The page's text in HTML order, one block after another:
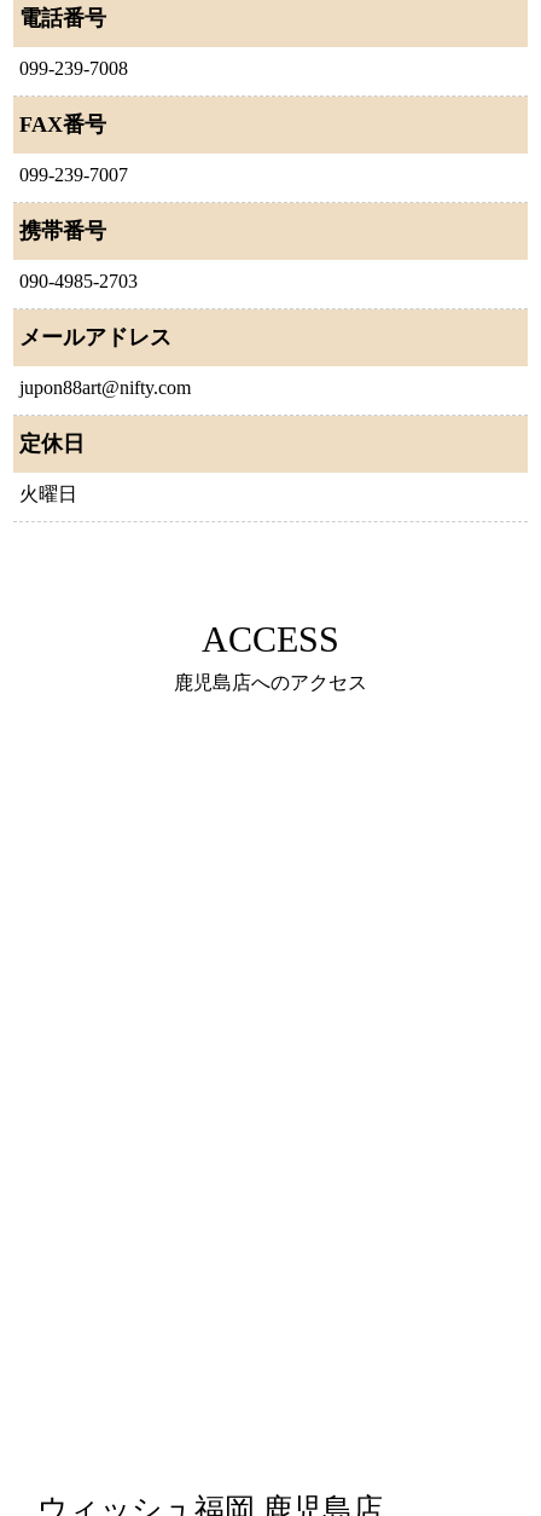
電話番号
099-239-7008
FAX番号
099-239-7007
携帯番号
090-4985-2703
メールアドレス
jupon88art@nifty.com
定休日
火曜日
ACCESS
鹿児島店へのアクセス